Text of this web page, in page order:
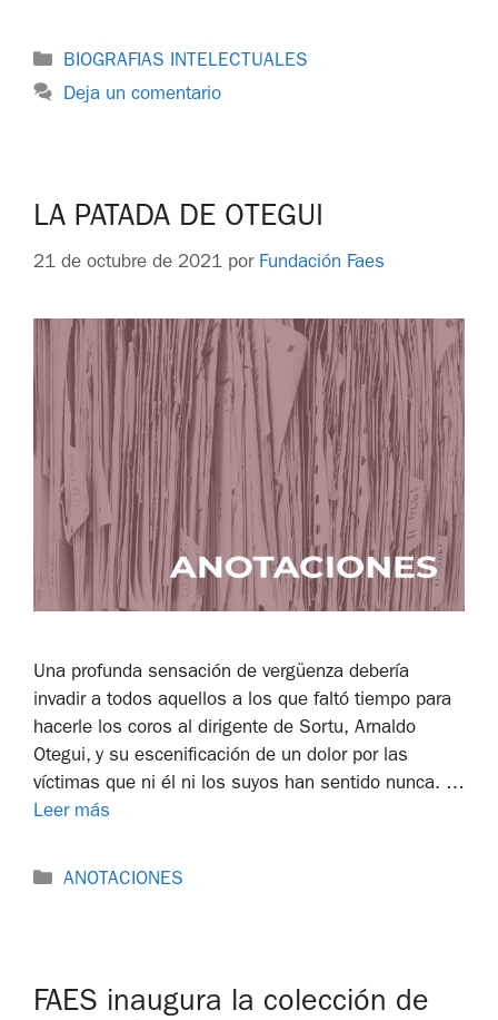
BIOGRAFIAS INTELECTUALES
Deja un comentario
LA PATADA DE OTEGUI
21 de octubre de 2021 por Fundación Faes
Una profunda sensación de vergüenza debería
invadir a todos aquellos a los que faltó tiempo para
hacerle los coros al dirigente de Sortu, Arnaldo
Otegui, y su escenificación de un dolor por las
víctimas que ni él ni los suyos han sentido nunca. …
Leer más
ANOTACIONES
FAES inaugura la colección de